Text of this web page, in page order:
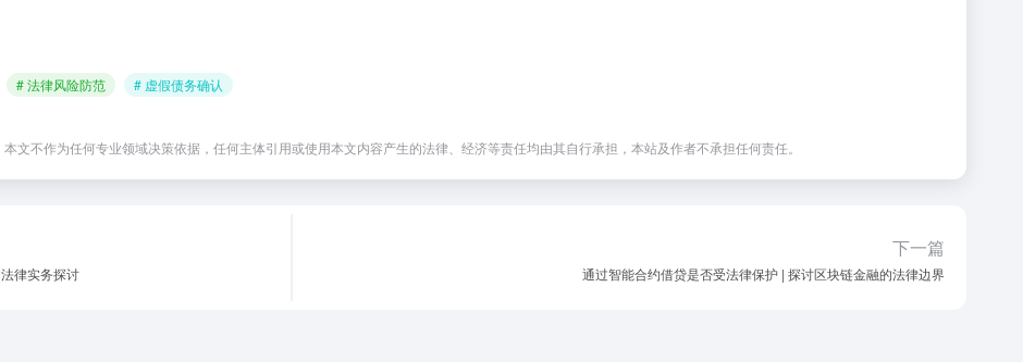
# 法律风险防范 # 虚假债务确认
文不作为任何专业领域决策依据，任何主体引用或使用本文内容产生的法律、经济等责任均由其自行承担，本站及作者不承担任何责任。
律实务探讨
下一篇
通过智能合约借贷是否受法律保护 | 探讨区块链金融的法律边界